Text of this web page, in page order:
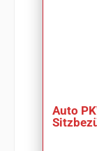
Auto